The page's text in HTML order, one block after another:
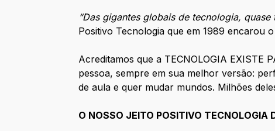
“Das gigantes globais de tecnologia,
Positivo Tecnologia que em 1989 encarou
Acreditamos que a TECNOLOGIA EXISTE
pessoa, sempre em sua melhor versão:
de aula e quer mudar mundos. Milhões
O NOSSO JEITO POSITIVO TECNOLOGIA